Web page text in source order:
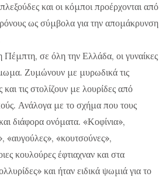
και οι κόμποι προέρχονται από
ως σύμβολα για την απομάκρυνση
σε όλη την Ελλάδα, οι γυναίκες
Ζυμώνουν με μυρωδικά τις
τις στολίζουν με λουρίδες από
Ανάλογα με το σχήμα που τους
διάφορα ονόματα. «Κοφίνια»,
«αυγούλες», «κουτσούνες»,
κουλούρες έφτιαχναν και στα
και ήταν ειδικά ψωμιά για το